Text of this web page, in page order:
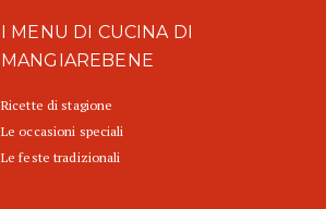
I MENU DI CUCINA DI
MANGIAREBENE
Ricette di stagione
Le occasioni speciali
Le feste tradizionali